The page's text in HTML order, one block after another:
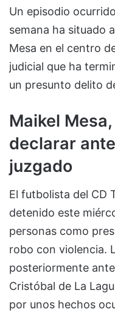
Un episodio
semana ha situado
Mesa en el centro
judicial que ha
un presunto delito
Maikel
declarar
juzgado
El futbolista del CD
detenido este
personas como
robo con violencia.
posteriormente
Cristóbal de La
por unos hechos